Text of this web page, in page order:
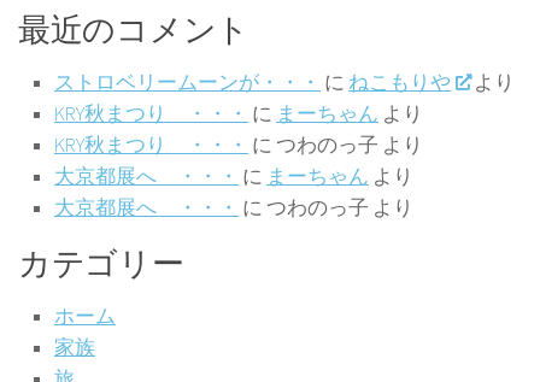
最近のコメント
ストロベリームーンが・・・ に ねこもりや
より
KRY秋まつり ・・・ に まーちゃん より
KRY秋まつり ・・・ に つわのっ子 より
大京都展へ ・・・ に まーちゃん より
大京都展へ ・・・ に つわのっ子 より
カテゴリー
ホーム
家族